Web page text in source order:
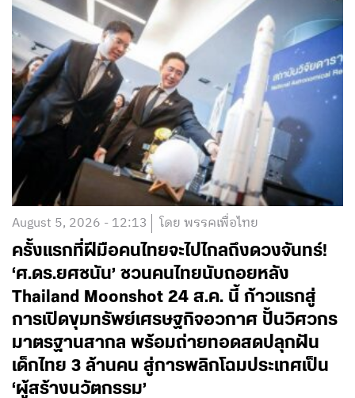
August 5, 2026 - 12:13 โดย พรรคเพื่อไทย
ครั้งแรกที่ฝีมือคนไทยจะไปไกลถึงดวงจันทร์!
‘ศ.ดร.ยศชนัน’ ชวนคนไทยนับถอยหลัง
Thailand Moonshot 24 ส.ค. นี้ ก้าวแรกสู่
การเปิดขุมทรัพย์เศรษฐกิจอวกาศ ปั้นวิศวกร
มาตรฐานสากล พร้อมถ่ายทอดสดปลุกฝัน
เด็กไทย 3 ล้านคน สู่การพลิกโฉมประเทศเป็น
‘ผู้สร้างนวัตกรรม’